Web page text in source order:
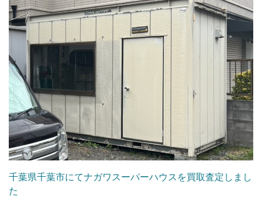
千葉県千葉市にてナガワスーパーハウスを買取査定しまし
た